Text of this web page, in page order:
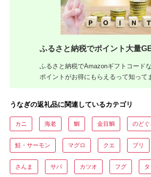
ふるさと納税でポイント大量
ふるさと納税でAmazonギフトコード
ポイントがお得にもらえるって知って
うなぎの返礼品に関連しているカテゴリ
カニ 海老 鯛 金目鯛 のどぐ
鮭・サーモン マグロ クエ ブリ
さんま サバ カツオ フグ タ